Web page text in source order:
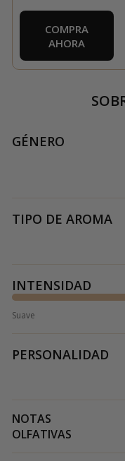
COMPRA
AHORA
GÉNERO
TIPO DE AROMA
INTENSIDAD
Suave
PERSONALIDAD
NOTAS
OLFATIVAS